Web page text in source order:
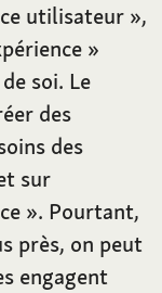
utilisateur »,
»
soi. Le
des
des
sur
». Pourtant,
près, on peut
engagent